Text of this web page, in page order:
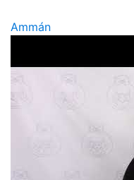
Ammán